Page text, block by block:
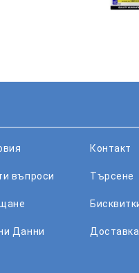
въпроси
Данни
Контакт
Търсене